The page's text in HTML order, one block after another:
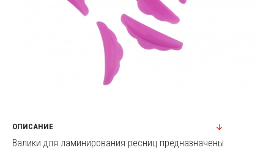
ОПИСАНИЕ
Валики для ламинирования ресниц предназначены